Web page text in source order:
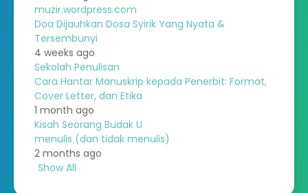
muzir.wordpress.com
Doa Dijauhkan Dosa Syirik Yang Nyata &
Tersembunyi
4 weeks ago
Sekolah Penulisan
Cara Hantar Manuskrip kepada Penerbit: Format,
Cover Letter, dan Etika
1 month ago
Kisah Seorang Budak U
menulis (dan tidak menulis)
2 months ago
Show All